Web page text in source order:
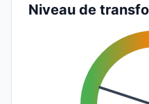
Niveau de